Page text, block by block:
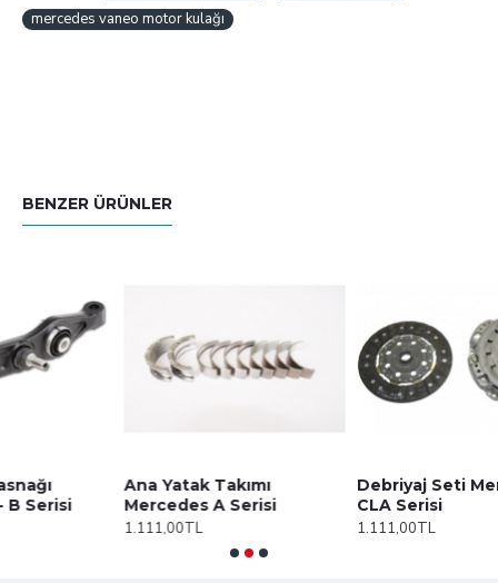
mercedes vaneo motor kulağı
BENZER ÜRÜNLER
Ana Yatak Takımı
Mercedes A Serisi
Debriyaj Seti Mercedes
CLA Serisi